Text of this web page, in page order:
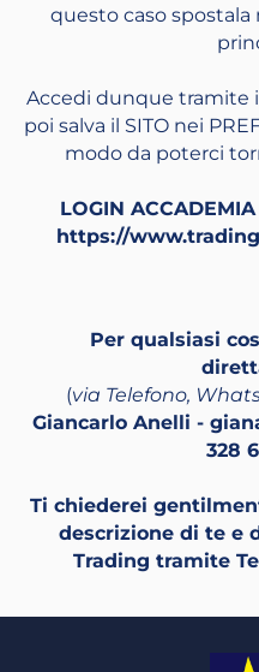
questo caso spostala
Accedi dunque tramite
poi salva il SITO nei
modo da poterci
LOGIN ACCADEMIA
https://
Per qualsiasi
(via Telefono,
Giancarlo Anelli -
328
Ti chiederei
descrizione di te e
Trading tramite